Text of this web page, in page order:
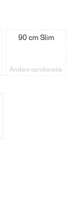
90 cm Slim
Andere combinatie